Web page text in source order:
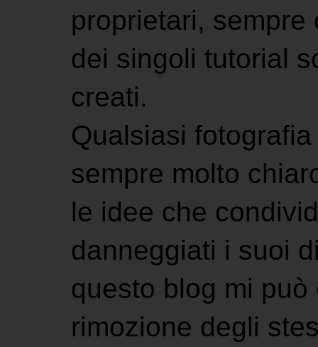
proprietari,
dei singoli tutorial
creati.
Qualsiasi
sempre molto
le idee che
danneggiati i suoi
questo blog mi
rimozione degli